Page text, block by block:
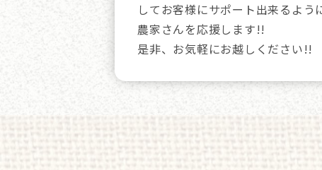
してお客様にサポート出来るよ
農家さんを応援します!!
是非、お気軽にお越しください!!